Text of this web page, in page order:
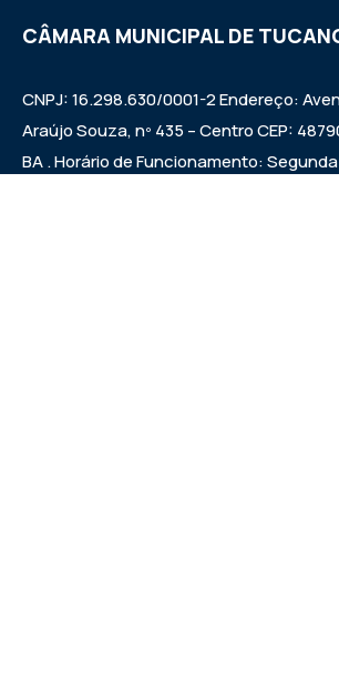
CÂMARA MUNICIPAL DE
CNPJ: 16.298.630/0001-2 Endereço:
Araújo Souza, nº 435 – Centro CEP:
BA . Horário de Funcionamento: